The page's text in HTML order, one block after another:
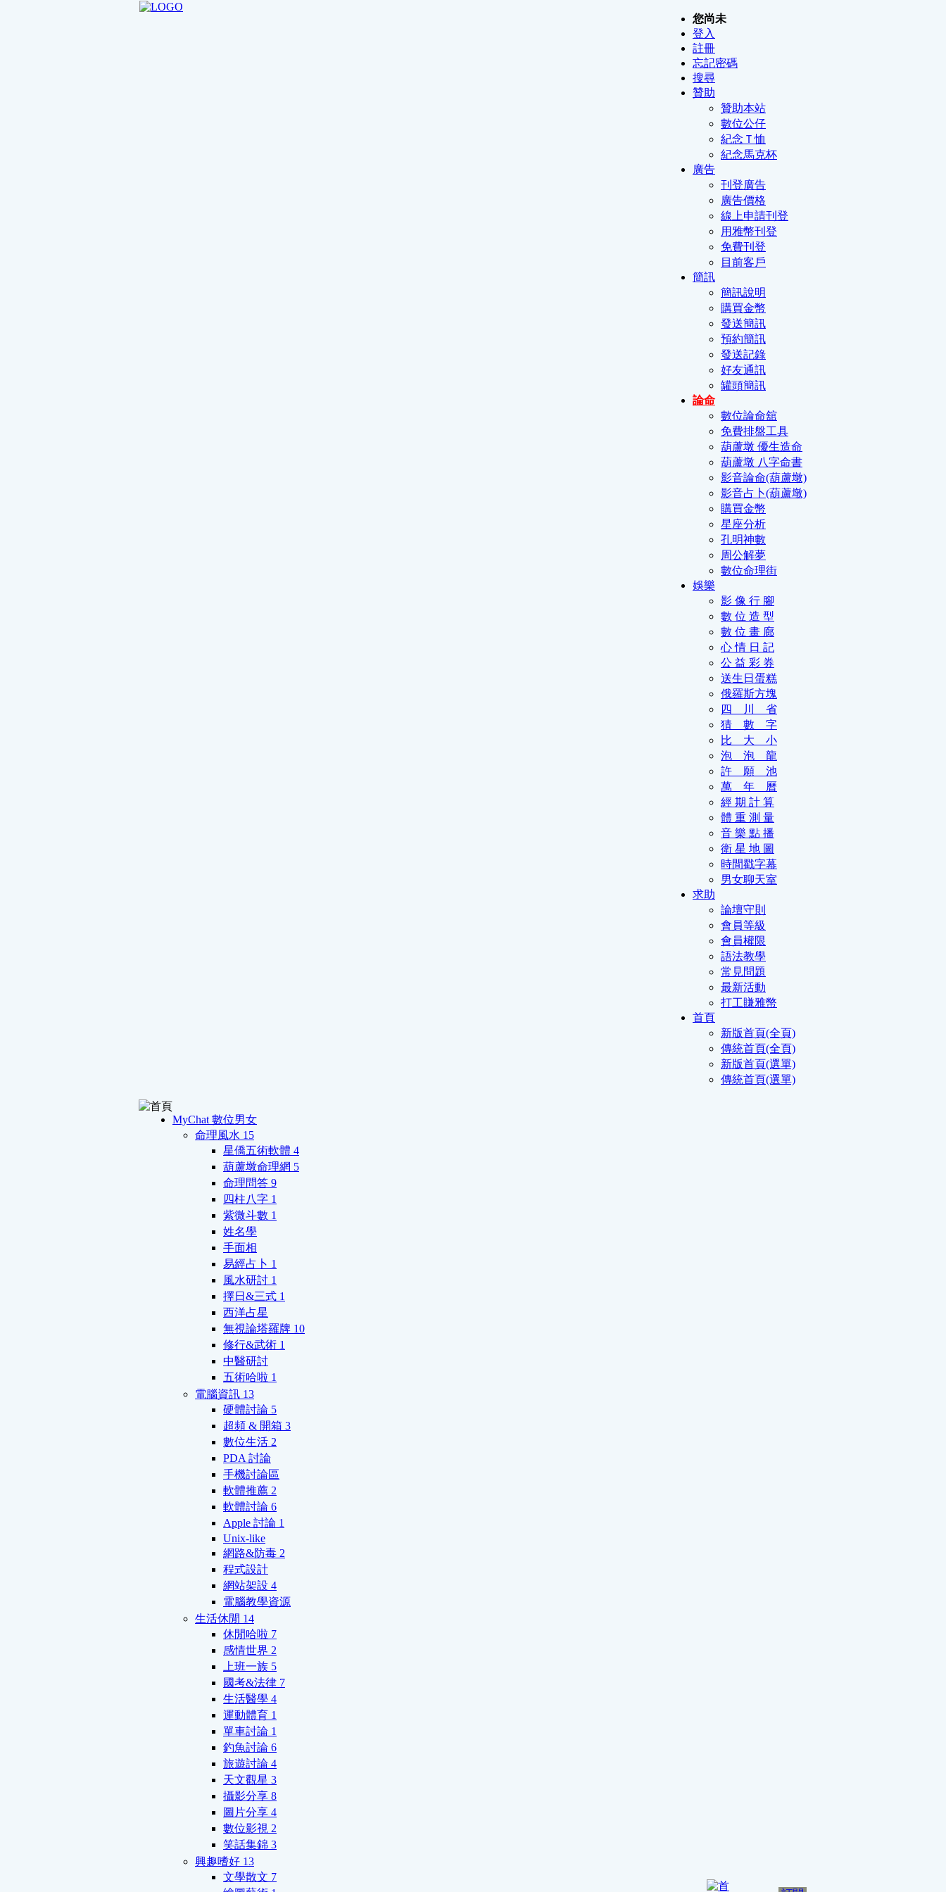
您尚未
登入
註冊
忘記密碼
搜尋
贊助
贊助本站
數位公仔
紀念Ｔ恤
紀念馬克杯
廣告
刊登廣告
廣告價格
線上申請刊登
用雅幣刊登
免費刊登
目前客戶
簡訊
簡訊說明
購買金幣
發送簡訊
預約簡訊
發送記錄
好友通訊
罐頭簡訊
論命
數位論命舘
免費排盤工具
葫蘆墩 優生造命
葫蘆墩 八字命書
影音論命(葫蘆墩)
影音占卜(葫蘆墩)
購買金幣
星座分析
孔明神數
周公解夢
數位命理街
娛樂
影 像 行 腳
數 位 造 型
數 位 畫 廊
心 情 日 記
公 益 彩 券
送生日蛋糕
俄羅斯方塊
四 川 省
猜 數 字
比 大 小
泡 泡 龍
許 願 池
萬 年 曆
經 期 計 算
體 重 測 量
音 樂 點 播
衛 星 地 圖
時間戳字幕
男女聊天室
求助
論壇守則
會員等級
會員權限
語法教學
常見問題
最新活動
打工賺雅幣
首頁
新版首頁(全頁)
傳統首頁(全頁)
新版首頁(選單)
傳統首頁(選單)
MyChat 數位男女
命理風水 15
星僑五術軟體 4
葫蘆墩命理網 5
命理問答 9
四柱八字 1
紫微斗數 1
姓名學
手面相
易經占卜 1
風水研討 1
擇日&三式 1
西洋占星
無視論塔羅牌 10
修行&武術 1
中醫研討
五術哈啦 1
電腦資訊 13
硬體討論 5
超頻 & 開箱 3
數位生活 2
PDA 討論
手機討論區
軟體推薦 2
軟體討論 6
Apple 討論 1
Unix-like
網路&防毒 2
程式設計
網站架設 4
電腦教學資源
生活休閒 14
休閒哈啦 7
感情世界 2
上班一族 5
國考&法律 7
生活醫學 4
運動體育 1
單車討論 1
釣魚討論 6
旅遊討論 4
天文觀星 3
攝影分享 8
圖片分享 4
數位影視 2
笑話集錦 3
興趣嗜好 13
文學散文 7